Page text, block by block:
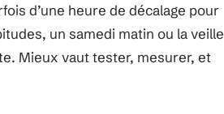
d’une heure de décalage pour
un samedi matin ou la veille
Mieux vaut tester, mesurer, et